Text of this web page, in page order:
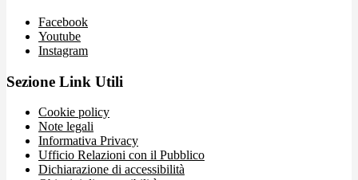
Facebook
Youtube
Instagram
Sezione Link Utili
Cookie policy
Note legali
Informativa Privacy
Ufficio Relazioni con il Pubblico
Dichiarazione di accessibilità